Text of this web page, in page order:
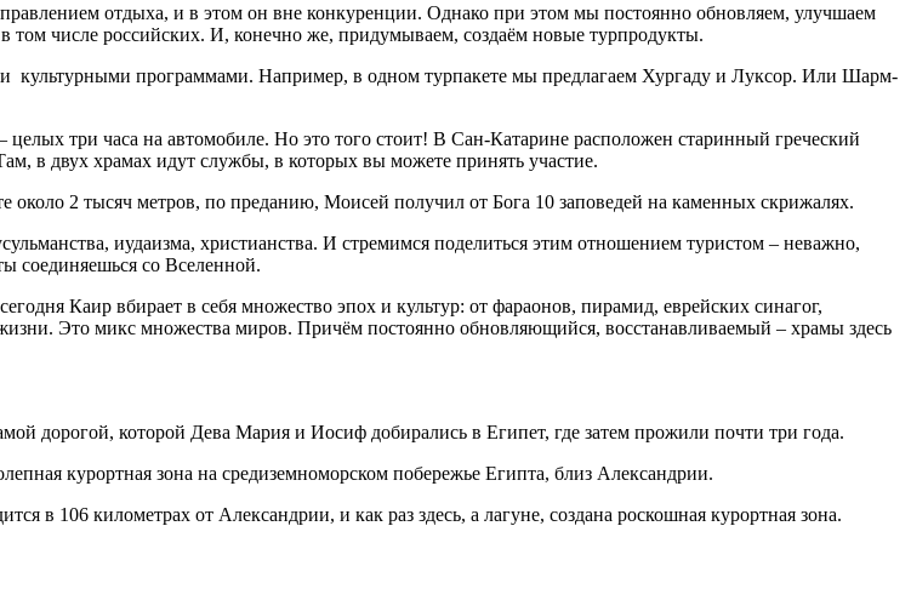
отдыха, и в этом он вне конкуренции. Однако при этом мы постоянно обновляем, улучшаем
том числе российских. И, конечно же, придумываем, создаём новые турпродукты.
культурными программами. Например, в одном турпакете мы предлагаем Хургаду и Луксор. Или Шарм-
три часа на автомобиле. Но это того стоит! В Сан-Катарине расположен старинный греческий
в двух храмах идут службы, в которых вы можете принять участие.
2 тысяч метров, по преданию, Моисей получил от Бога 10 заповедей на каменных скрижалях.
иудаизма, христианства. И стремимся поделиться этим отношением туристом – неважно,
соединяешься со Вселенной.
Каир вбирает в себя множество эпох и культур: от фараонов, пирамид, еврейских синагог,
Это микс множества миров. Причём постоянно обновляющийся, восстанавливаемый – храмы здесь
дорогой, которой Дева Мария и Иосиф добирались в Египет, где затем прожили почти три года.
курортная зона на средиземноморском побережье Египта, близ Александрии.
в 106 километрах от Александрии, и как раз здесь, а лагуне, создана роскошная курортная зона.